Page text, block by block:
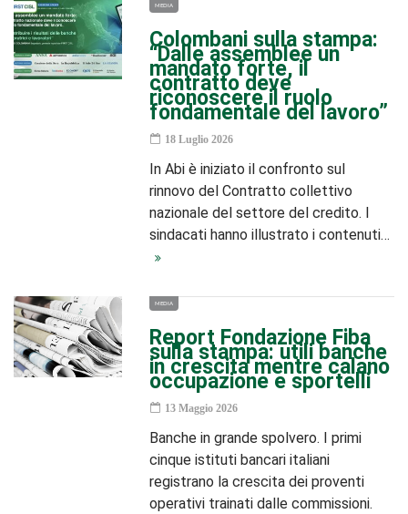
MEDIA
Colombani sulla stampa:
“Dalle assemblee un
mandato forte, il
contratto deve
riconoscere il ruolo
fondamentale del lavoro”
18 Luglio 2026
In Abi è iniziato il confronto sul
rinnovo del Contratto collettivo
nazionale del settore del credito. I
sindacati hanno illustrato i contenuti…
MEDIA
Report Fondazione Fiba
sulla stampa: utili banche
in crescita mentre calano
occupazione e sportelli
13 Maggio 2026
Banche in grande spolvero. I primi
cinque istituti bancari italiani
registrano la crescita dei proventi
operativi trainati dalle commissioni.